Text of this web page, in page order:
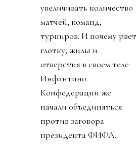
увеличивать количество
матчей, команд,
турниров. И почему рвет
глотку, жилы и
отверстия в своем теле
Инфантино.
Конфедерации же
начали объединяться
против заговора
президента ФИФА.